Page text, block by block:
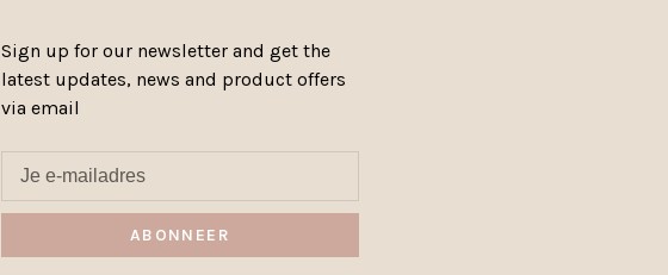
Sign up for our newsletter and get the
latest updates, news and product offers
via email
ABONNEER